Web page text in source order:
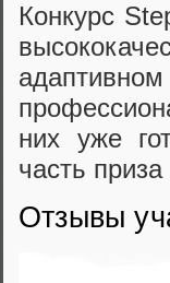
Конкурс
них уже
часть
Отзывы